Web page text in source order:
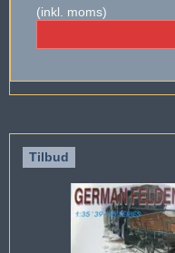
(inkl. moms)
Tilbud